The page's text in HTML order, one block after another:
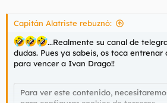
Capitán Alatriste rebuznó:
...Realmente su canal de
dudas. Pues ya sabeis, os toca entrenar
para vencer a Ivan Drago!!
Para ver este contenido,